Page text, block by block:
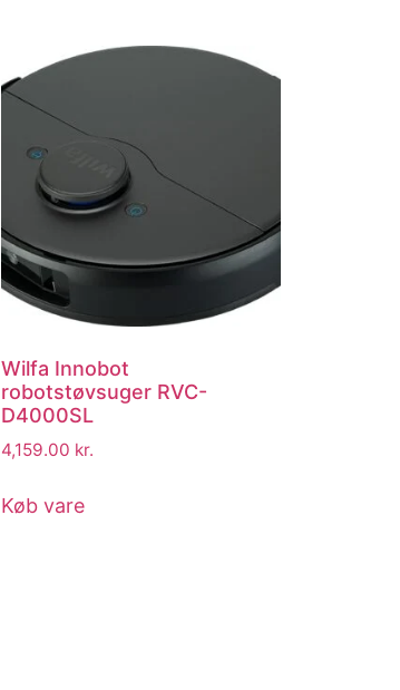
Wilfa Innobot
robotstøvsuger RVC-
D4000SL
4,159.00 kr.
Køb vare